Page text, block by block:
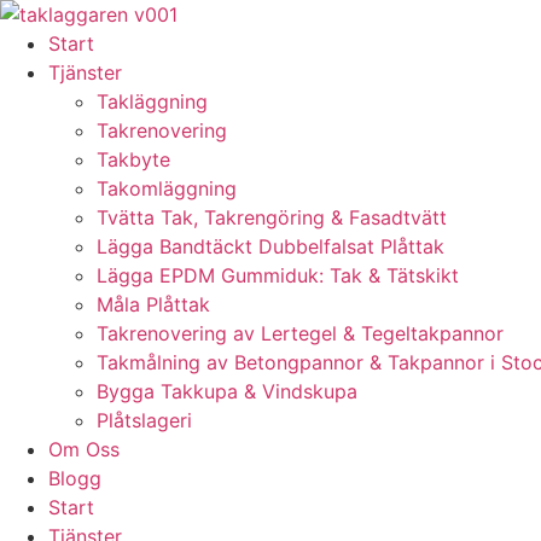
Skip
content
Start
Tjänster
Takläggning
Takrenovering
Takbyte
Takomläggning
Tvätta Tak, Takrengöring & Fasadtvätt
Lägga Bandtäckt Dubbelfalsat Plåttak
Lägga EPDM Gummiduk: Tak & Tätskikt
Måla Plåttak
Takrenovering av Lertegel & Tegeltakpannor
Takmålning av Betongpannor & Takpannor i
Bygga Takkupa & Vindskupa
Plåtslageri
Om Oss
Blogg
Start
Tjänster